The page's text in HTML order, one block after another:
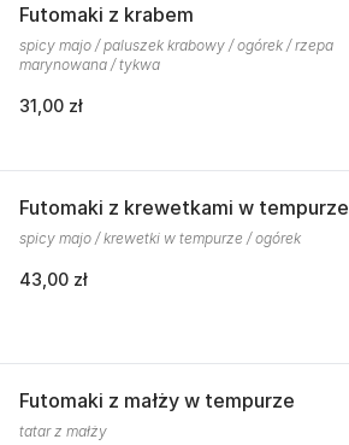
Futomaki z krabem
spicy majo / paluszek krabowy / ogórek / rzepa
marynowana / tykwa
31,00 zł
Futomaki z krewetkami w tempurze
spicy majo / krewetki w tempurze / ogórek
43,00 zł
Futomaki z małży w tempurze
tatar z małży